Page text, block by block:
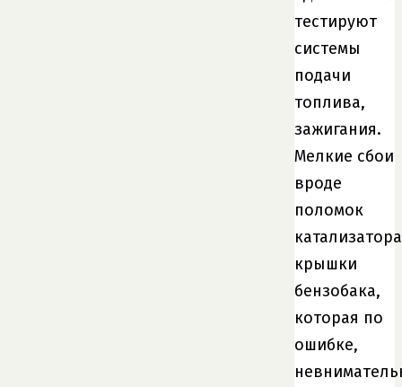
тестируют
системы
подачи
топлива,
зажигания.
Мелкие сбои
вроде
поломок
крышки
бензобака,
которая по
ошибке,